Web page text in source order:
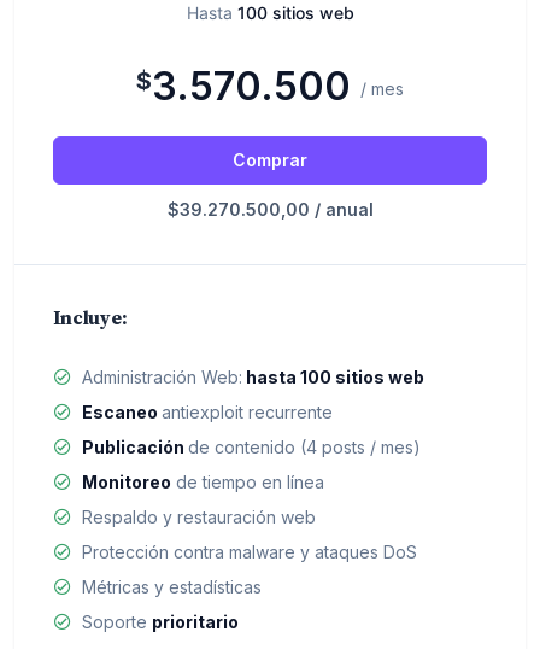
Hasta 100 sitios web
$3.570.500 / mes
Comprar
$39.270.500,00 / anual
Incluye:
Administración Web: hasta 100 sitios web
Escaneo antiexploit recurrente
Publicación de contenido (4 posts / mes)
Monitoreo de tiempo en línea
Respaldo y restauración web
Protección contra malware y ataques DoS
Métricas y estadísticas
Soporte prioritario